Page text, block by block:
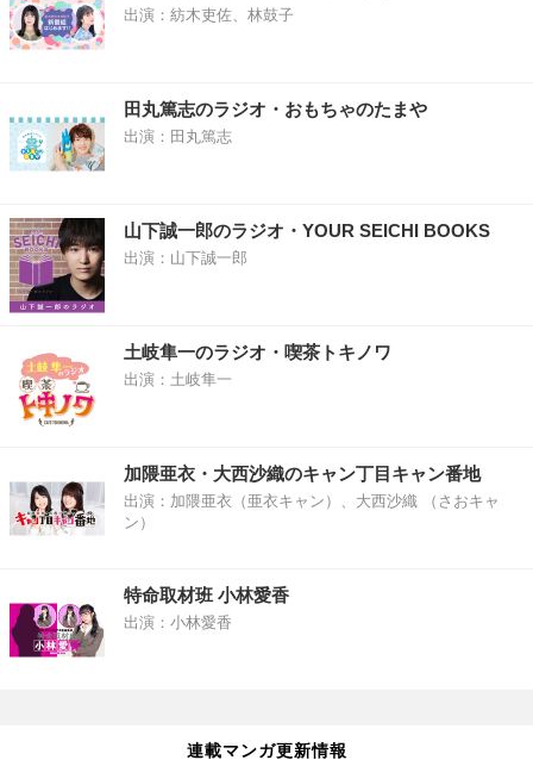
出演：紡木吏佐、林鼓子
田丸篤志のラジオ・おもちゃのたまや
出演：田丸篤志
山下誠一郎のラジオ・YOUR SEICHI BOOKS
出演：山下誠一郎
土岐隼一のラジオ・喫茶トキノワ
出演：土岐隼一
加隈亜衣・大西沙織のキャン丁目キャン番地
出演：加隈亜衣（亜衣キャン）、大西沙織 （さおキャ
ン）
特命取材班 小林愛香
出演：小林愛香
連載マンガ更新情報